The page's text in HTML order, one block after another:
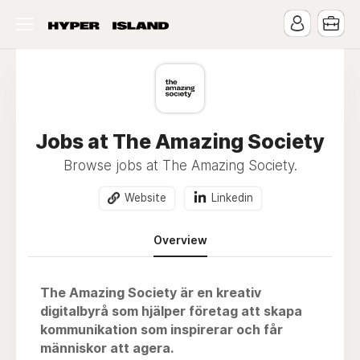
Jobs at The Amazing Society
Browse jobs at The Amazing Society.
Website Linkedin
Overview
The Amazing Society är en kreativ
digitalbyrå som hjälper företag att skapa
kommunikation som inspirerar och får
människor att agera.